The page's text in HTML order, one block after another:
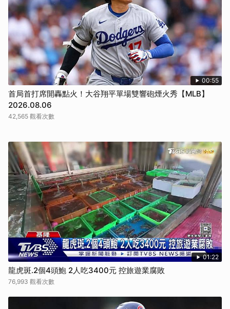
00:55
首局首打席開轟點火！大谷翔平單場雙響砲煙火秀【MLB】
2026.08.06
42,565 觀看次數
01:22
龍虎斑.2個4頭鮑 2人吃3400元 控旅遊業腐敗
76,993 觀看次數